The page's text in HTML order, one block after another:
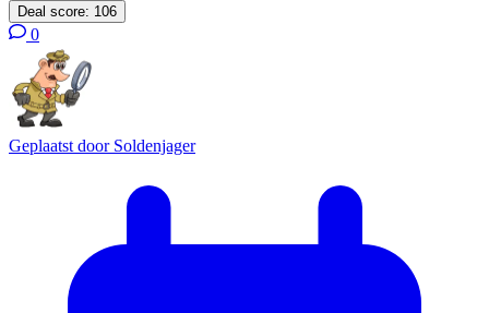
Deal score: 106
0
Geplaatst door Soldenjager